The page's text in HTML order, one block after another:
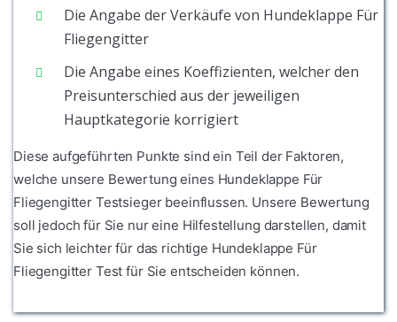
Die Angabe der Verkäufe von Hundeklappe Für
Fliegengitter
Die Angabe eines Koeffizienten, welcher den
Preisunterschied aus der jeweiligen
Hauptkategorie korrigiert
Diese aufgeführten Punkte sind ein Teil der Faktoren,
welche unsere Bewertung eines Hundeklappe Für
Fliegengitter Testsieger beeinflussen. Unsere Bewertung
soll jedoch für Sie nur eine Hilfestellung darstellen, damit
Sie sich leichter für das richtige Hundeklappe Für
Fliegengitter Test für Sie entscheiden können.